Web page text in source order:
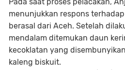
menunjukkan respons
berasal dari Aceh. Setelah
mendalam ditemukan daun
kecoklatan yang
kaleng biskuit.